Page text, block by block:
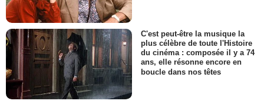
C'est peut-être la musique la
plus célèbre de toute l'Histoire
du cinéma : composée il y a 74
ans, elle résonne encore en
boucle dans nos têtes